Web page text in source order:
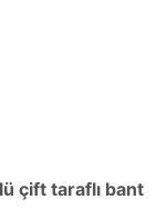
çift taraflı bant